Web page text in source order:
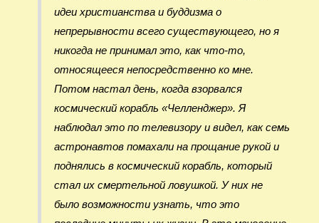
идеи христианства и буддизма о
непрерывности всего существующего, но я
никогда не принимал это, как что-то,
относящееся непосредственно ко мне.
Потом настал день, когда взорвался
космический корабль «Челленджер». Я
наблюдал это по телевизору и видел, как семь
астронавтов помахали на прощание рукой и
поднялись в космический корабль, который
стал их смертельной ловушкой. У них не
было возможности узнать, что это